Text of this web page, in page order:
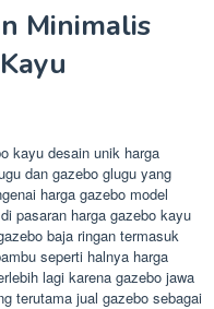
Minimalis
kayu desain unik harga
dan gazebo glugu yang
harga gazebo model
pasaran harga gazebo kayu
baja ringan termasuk
seperti halnya harga
lagi karena gazebo jawa
terutama jual gazebo sebagai